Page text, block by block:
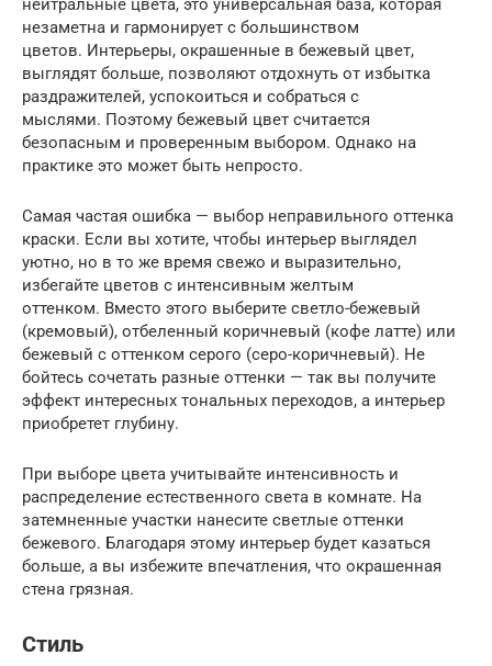
нейтральные цвета, это универсальная база, которая
незаметна и гармонирует с большинством
цветов. Интерьеры, окрашенные в бежевый цвет,
выглядят больше, позволяют отдохнуть от избытка
раздражителей, успокоиться и собраться с
мыслями. Поэтому бежевый цвет считается
безопасным и проверенным выбором. Однако на
практике это может быть непросто.
Самая частая ошибка — выбор неправильного оттенка
краски. Если вы хотите, чтобы интерьер выглядел
уютно, но в то же время свежо и выразительно,
избегайте цветов с интенсивным желтым
оттенком. Вместо этого выберите светло-бежевый
(кремовый), отбеленный коричневый (кофе латте) или
бежевый с оттенком серого (серо-коричневый). Не
бойтесь сочетать разные оттенки — так вы получите
эффект интересных тональных переходов, а интерьер
приобретет глубину.
При выборе цвета учитывайте интенсивность и
распределение естественного света в комнате. На
затемненные участки нанесите светлые оттенки
бежевого. Благодаря этому интерьер будет казаться
больше, а вы избежите впечатления, что окрашенная
стена грязная.
Стиль